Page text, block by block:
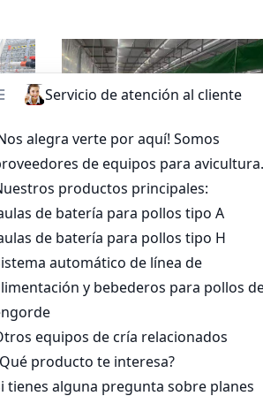
Sistema De Alimentación De
Bandeja Para Asar
Leer más Whatsapp
*